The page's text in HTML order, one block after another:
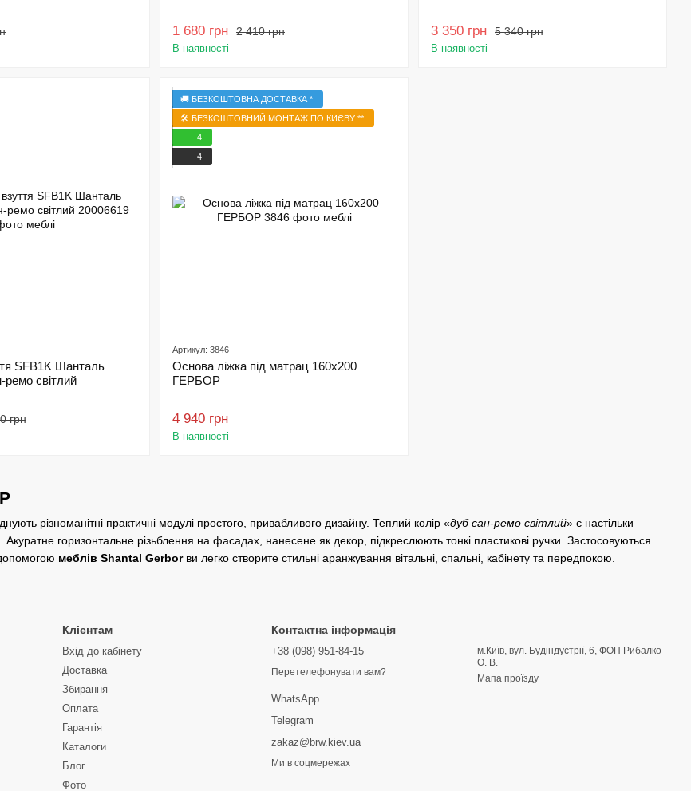
різноманітні практичні модулі простого, привабливого дизайну. Теплий колір «дуб сан-ремо світлий» є настільки
горизонтальне різьблення на фасадах, нанесене як декор, підкреслюють тонкі пластикові ручки. Застосовуються
меблів Shantal Gerborви легко створите стильні аранжування вітальні, спальні, кабінету та передпокою.
2 410 грн
1 680 грн
В наявності
5 340 грн
3 350 грн
В наявності
SFB1K Шанталь
ремо світлий
грн
🚚 БЕЗКОШТОВНА ДОСТАВКА *
🛠️ БЕЗКОШТОВНИЙ МОНТАЖ ПО КИЄВУ **
4
4
Артикул: 3846
Основа ліжка під матрац 160х200
ГЕРБОР
4 940 грн
В наявності
Клієнтам
Вхід до кабінету
Доставка
Збирання
Оплата
Гарантія
Каталоги
Блог
Фото
Контактна інформація
+38 (098) 951-84-15
Перетелефонувати вам?
WhatsApp
Telegram
zakaz@brw.kiev.ua
м.Київ, вул. Будіндустрії, 6, ФОП Рибалко
О. В.
Мапа проїзду
Ми в соцмережах